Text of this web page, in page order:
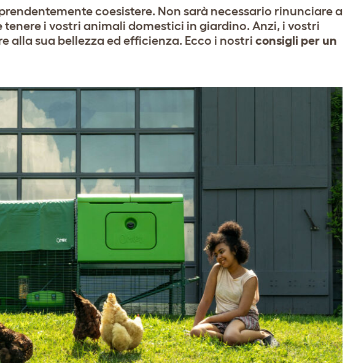
coesistere. Non sarà necessario rinunciare a
i vostri animali domestici in giardino. Anzi, i vostri
alla sua bellezza ed efficienza. Ecco i nostri consigli per un